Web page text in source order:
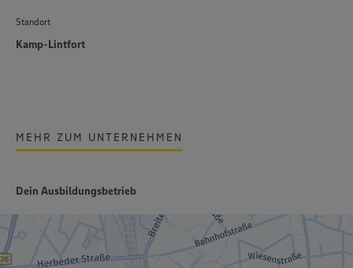
Standort
Kamp-Lintfort
MEHR ZUM UNTERNEHMEN
Dein Ausbildungsbetrieb